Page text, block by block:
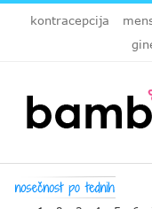
kontracepcija